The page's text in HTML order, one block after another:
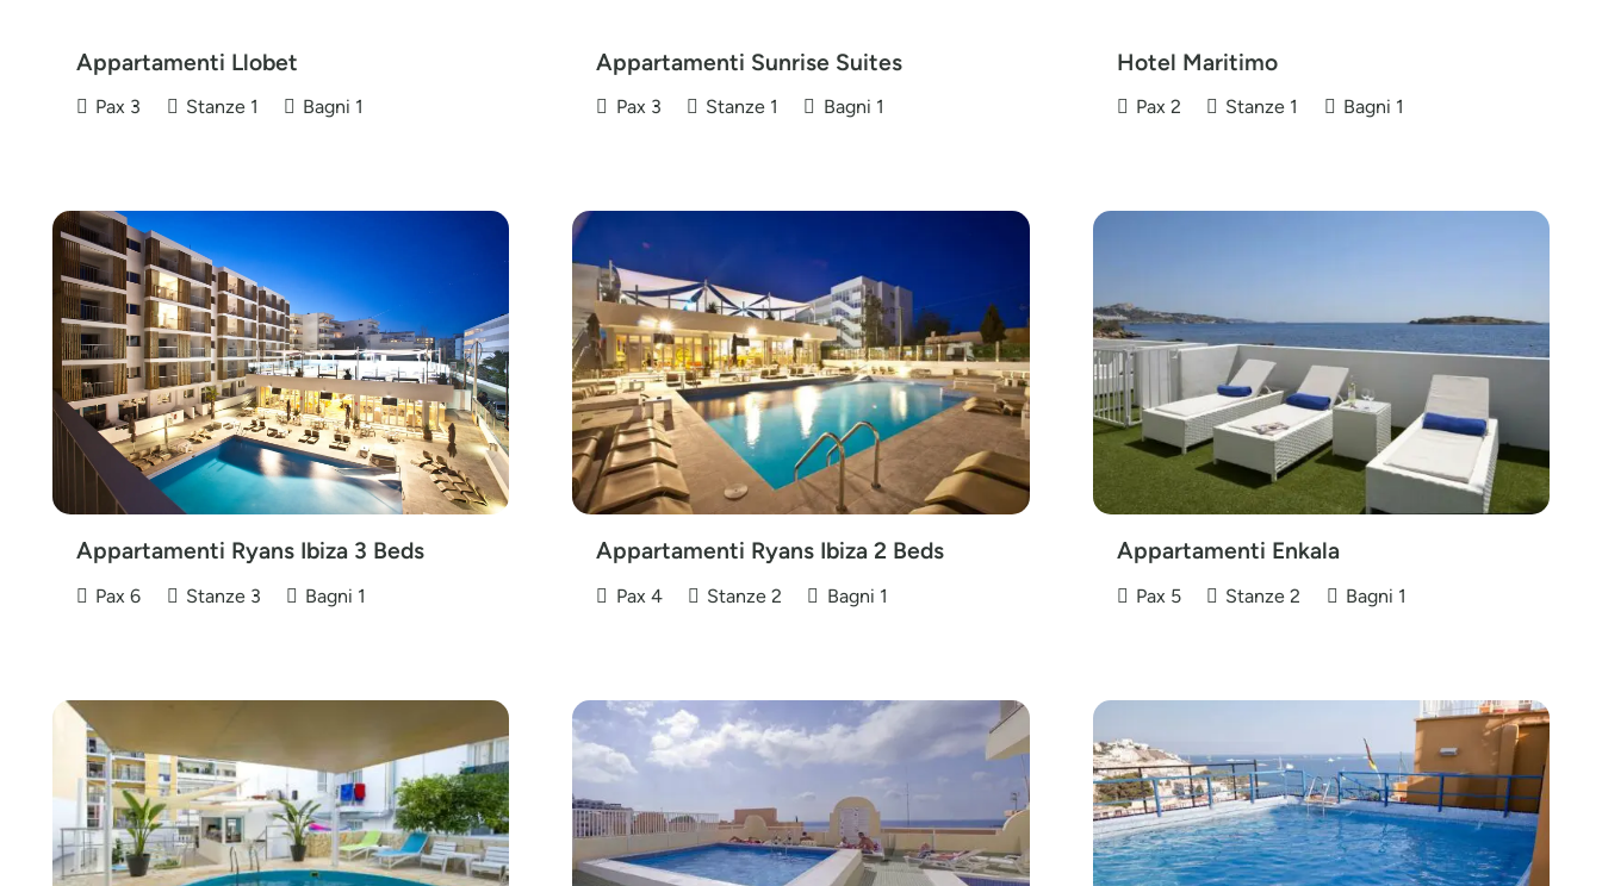
Appartamenti Llobet
Pax 3 Stanze 1 Bagni 1
Appartamenti Sunrise Suites
Pax 3 Stanze 1 Bagni 1
Hotel Maritimo
Pax 2 Stanze 1 Bagni 1
Appartamenti Ryans Ibiza 3 Beds
Pax6 Stanze 3 Bagni 1
Appartamenti Ryans Ibiza 2 Beds
Pax 4 Stanze2 Bagni 1
Appartamenti Enkala
Pax 5 Stanze2 Bagni 1